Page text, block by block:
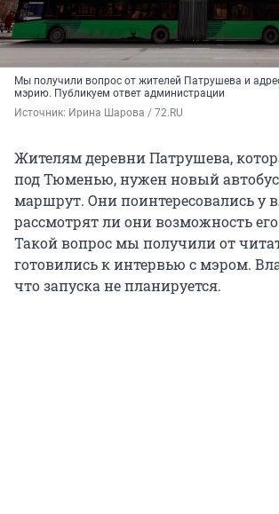
Мы получили вопрос от жителей Патрушева и
мэрию. Публикуем ответ администрации
Источник: Ирина Шарова / 72.RU
Жителям деревни Патрушева,
под Тюменью, нужен новый
маршрут. Они поинтересовались у
рассмотрят ли они возможность его
Такой вопрос мы получили от
готовились к интервью с мэром.
что запуска не планируется.